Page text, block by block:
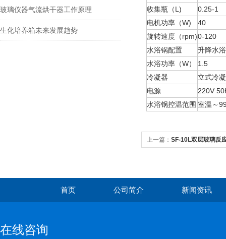
玻璃仪器气流烘干器工作原理
生化培养箱未来发展趋势
收集瓶（L)
0.25-1
电机功率（W)
40
旋转速度（rpm)0-120
水浴锅配置
升降水
水浴功率（W）
1.5
冷凝器
立式冷
电源
220V
水浴锅控温范围 室温～
上一篇： SF-10L双层玻璃反
首页 公司简介 新闻资讯
在线咨询